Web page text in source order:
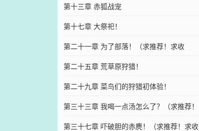
第十三章 赤狐战宠
第十七章 大祭祀！
第二十一章 为了部落！（求推荐！求收
藏！）
第二十五章 荒草原狩猎！
第二十九章 菜鸟们的狩猎初体验！
第三十三章 我喝一点汤怎么了？（求推荐！
求收藏！）
第三十七章 吓破胆的赤麂！（求推荐！求收